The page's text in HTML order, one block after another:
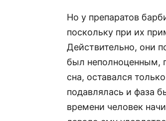
Но у препаратов
поскольку при их
Действительно, они
был неполноценным,
сна, оставался
подавлялась и фаза
времени человек